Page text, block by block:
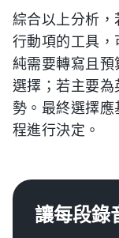
綜合以上分析，
行動項的工具
純需要轉寫且
選擇；若主要
勢。最終選擇應
程進行決定。
讓每段錄